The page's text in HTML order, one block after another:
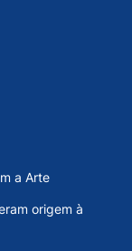
a Arte
origem à